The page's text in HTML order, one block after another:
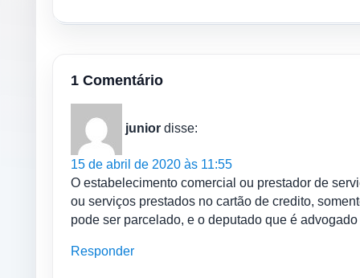
1 Comentário
junior disse:
15 de abril de 2020 às 11:55
O estabelecimento comercial ou prestador de
ou serviços prestados no cartão de credito,
pode ser parcelado, e o deputado que é
Responder